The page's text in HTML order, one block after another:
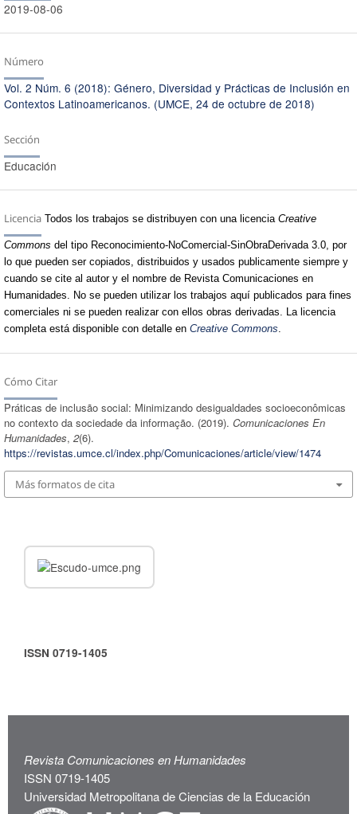
2019-08-06
Número
Vol. 2 Núm. 6 (2018): Género, Diversidad y Prácticas de Inclusión en
Contextos Latinoamericanos. (UMCE, 24 de octubre de 2018)
Sección
Educación
Licencia Todos los trabajos se distribuyen con una licencia Creative
Commons del tipo Reconocimiento-NoComercial-SinObraDerivada 3.0, por
lo que pueden ser copiados, distribuidos y usados publicamente siempre y
cuando se cite al autor y el nombre de Revista Comunicaciones en
Humanidades. No se pueden utilizar los trabajos aquí publicados para fines
comerciales ni se pueden realizar con ellos obras derivadas. La licencia
completa está disponible con detalle en Creative Commons
Cómo Citar
Práticas de inclusão social: Minimizando desigualdades socioeconômicas
no contexto da sociedade da informação. (2019). Comunicaciones En
Humanidades, 2(6).
https://revistas.umce.cl/index.php/Comunicaciones/article/view/1474
Más formatos de cita
ISSN 0719-1405
Revista Comunicaciones en Humanidades
ISSN 0719-1405
Universidad Metropolitana de Ciencias de la Educación